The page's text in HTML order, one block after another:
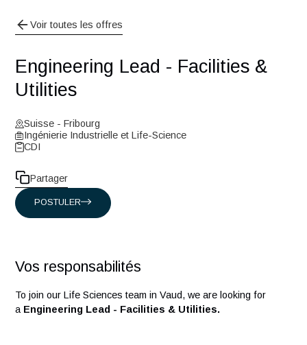
Voir toutes les offres
Utilities
Suisse - Fribourg
Ingénierie Industrielle et Life-Science
CDI
POSTULER